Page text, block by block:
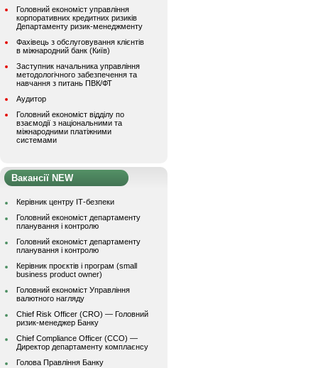
Головний економіст управління
корпоративних кредитних ризиків
Департаменту ризик-менеджменту
Фахівець з обслуговування клієнтів
в міжнародний банк (Київ)
Заступник начальника управління
методологічного забезпечення та
навчання з питань ПВК/ФТ
Аудитор
Головний економіст відділу по
взаємодії з національними та
міжнародними платіжними
системами
Вакансії NEW
Керівник центру ІТ-безпеки
Головний економіст департаменту
планування і контролю
Головний економіст департаменту
планування і контролю
Керівник проєктів і програм (small
business product owner)
Головний економіст Управління
валютного нагляду
Chief Risk Officer (CRO) — Головний
ризик-менеджер Банку
Chief Compliance Officer (CCO) —
Директор департаменту комплаєнсу
Голова Правління Банку